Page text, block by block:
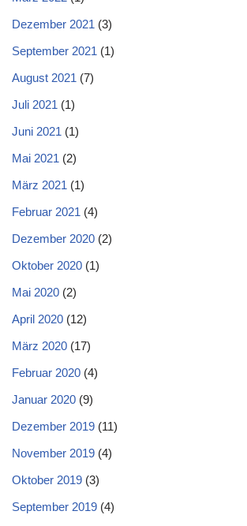
Dezember 2021 (3)
September 2021 (1)
August 2021 (7)
Juli 2021 (1)
Juni 2021 (1)
Mai 2021 (2)
März 2021 (1)
Februar 2021 (4)
Dezember 2020 (2)
Oktober 2020 (1)
Mai 2020 (2)
April 2020 (12)
März 2020 (17)
Februar 2020 (4)
Januar 2020 (9)
Dezember 2019 (11)
November 2019 (4)
Oktober 2019 (3)
September 2019 (4)